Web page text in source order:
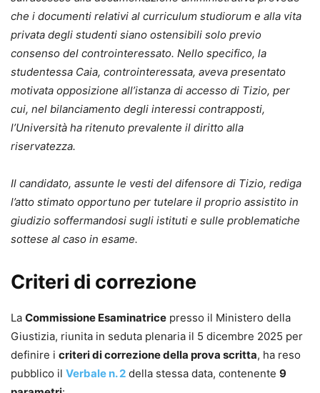
che i documenti relativi al curriculum studiorum e alla vita
privata degli studenti siano ostensibili solo previo
consenso del controinteressato. Nello specifico, la
studentessa Caia, controinteressata, aveva presentato
motivata opposizione all’istanza di accesso di Tizio, per
cui, nel bilanciamento degli interessi contrapposti,
l’Università ha ritenuto prevalente il diritto alla
riservatezza.
Il candidato, assunte le vesti del difensore di Tizio, rediga
l’atto stimato opportuno per tutelare il proprio assistito in
giudizio soffermandosi sugli istituti e sulle problematiche
sottese al caso in esame.
Criteri di correzione
La Commissione Esaminatrice presso il Ministero della
Giustizia, riunita in seduta plenaria il 5 dicembre 2025 per
definire i criteri di correzione della prova scritta, ha reso
pubblico il Verbale n. 2 della stessa data, contenente 9